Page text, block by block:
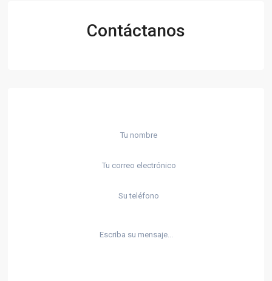
Contáctanos